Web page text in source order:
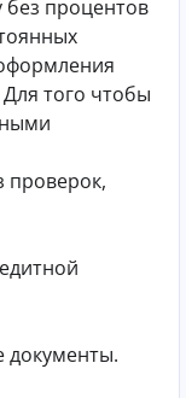
процентов
того чтобы
документы.